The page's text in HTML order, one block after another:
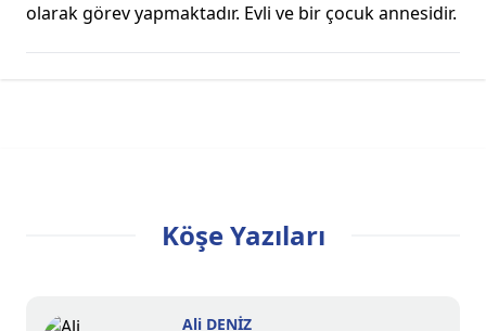
olarak görev yapmaktadır. Evli ve bir çocuk annesidir.
Köşe Yazıları
Ali DENİZ